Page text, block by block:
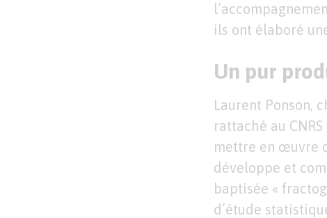
ils ont élaboré
Un pur
Laurent Ponson,
rattaché au
mettre en œuvre
développe et
baptisée «
d’étude